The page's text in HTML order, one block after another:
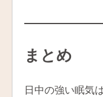
まとめ
日中の強い眠気